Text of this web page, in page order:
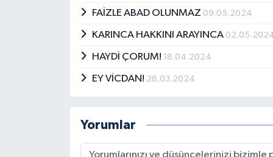
FAİZLE ABAD OLUNMAZ 09.05.2024
KARINCA HAKKINI ARAYINCA
HAYDİ ÇORUM! 18.04.2024
EY VİCDAN! 28.03.2024
Yorumlar